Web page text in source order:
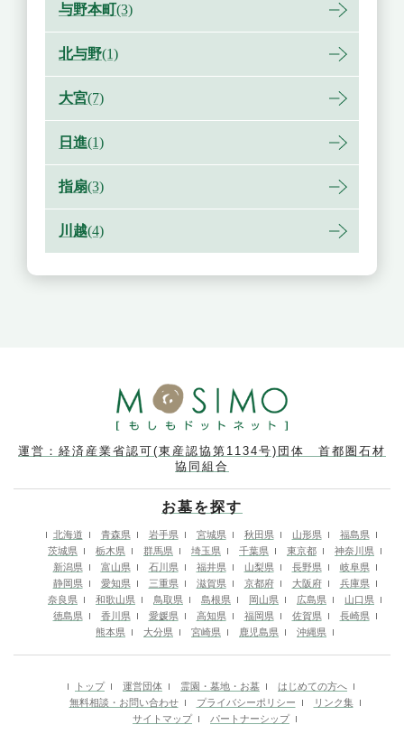
与野本町(3)
北与野(1)
大宮(7)
日進(1)
指扇(3)
川越(4)
運営：経済産業省認可(東産認協第1134号)団体 首都圏石材
協同組合
お墓を探す
北海道 青森県 岩手県 宮城県 秋田県 山形県
福島県
茨城県
栃木県 群馬県 埼玉県 千葉県 東京都
神奈川県
新潟県
富山県 石川県 福井県 山梨県 長野県
岐阜県
静岡県
愛知県 三重県 滋賀県 京都府 大阪府
兵庫県
奈良県
和歌山県 鳥取県 島根県 岡山県 広島県
山口県
徳島県
香川県 愛媛県 高知県 福岡県 佐賀県
長崎県
熊本県
大分県 宮崎県 鹿児島県 沖縄県
トップ 運営団体 霊園・墓地・お墓
はじめての方へ
無料相談・お問い合わせ
プライバシーポリシー
リンク集
サイトマップ
パートナーシップ